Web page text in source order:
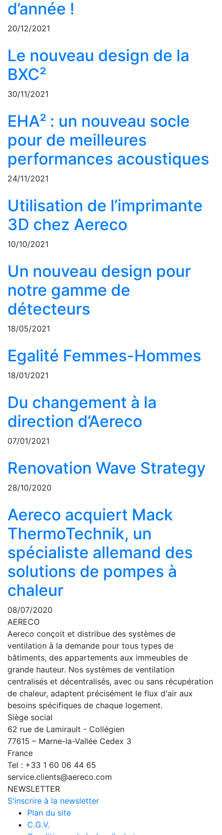
d’année !
20/12/2021
Le nouveau design de la
BXC²
30/11/2021
EHA² : un nouveau socle
pour de meilleures
performances acoustiques
24/11/2021
Utilisation de l’imprimante
3D chez Aereco
10/10/2021
Un nouveau design pour
notre gamme de
détecteurs
18/05/2021
Egalité Femmes-Hommes
18/01/2021
Du changement à la
direction d’Aereco
07/01/2021
Renovation Wave Strategy
28/10/2020
Aereco acquiert Mack
ThermoTechnik, un
spécialiste allemand des
solutions de pompes à
chaleur
08/07/2020
AERECO
Aereco conçoit et distribue des systèmes de
ventilation à la demande pour tous types de
bâtiments, des appartements aux immeubles de
grande hauteur. Nos systèmes de ventilation
centralisés et décentralisés, avec ou sans récupération
de chaleur, adaptent précisément le flux d'air aux
besoins spécifiques de chaque logement.
Siège social
62 rue de Lamirault - Collégien
77615 – Marne-la-Vallée Cedex 3
France
Tel : +33 1 60 06 44 65
service.clients@aereco.com
NEWSLETTER
S'inscrire à la newsletter
Plan du site
C.G.V.